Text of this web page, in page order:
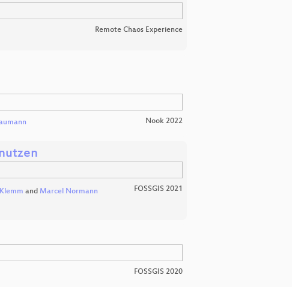
Remote Chaos Experience
Nook 2022
and Marcel Normann FOSSGIS 2021
FOSSGIS 2020